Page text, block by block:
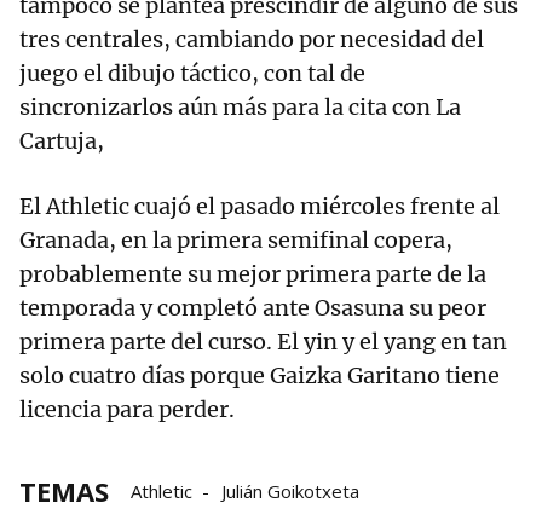
tampoco se plantea prescindir de alguno de sus
tres centrales, cambiando por necesidad del
juego el dibujo táctico, con tal de
sincronizarlos aún más para la cita con La
Cartuja,
El Athletic cuajó el pasado miércoles frente al
Granada, en la primera semifinal copera,
probablemente su mejor primera parte de la
temporada y completó ante Osasuna su peor
primera parte del curso. El yin y el yang en tan
solo cuatro días porque Gaizka Garitano tiene
licencia para perder.
TEMAS Athletic Julián Goikotxeta